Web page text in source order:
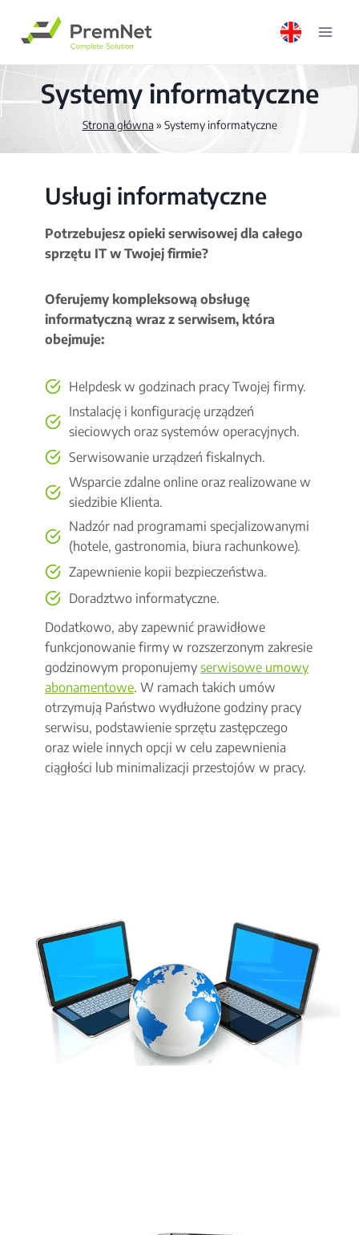
treści
Systemy informatyczne
Strona główna » Systemy informatyczne
Usługi informatyczne
Potrzebujesz opieki serwisowej dla całego
sprzętu IT w Twojej firmie?
Oferujemy kompleksową obsługę
informatyczną wraz z serwisem, która
obejmuje:
Helpdesk w godzinach pracy Twojej firmy.
Instalację i konfigurację urządzeń
sieciowych oraz systemów operacyjnych.
Serwisowanie urządzeń fiskalnych.
Wsparcie zdalne online oraz realizowane w
siedzibie Klienta.
Nadzór nad programami specjalizowanymi
(hotele, gastronomia, biura rachunkowe).
Zapewnienie kopii bezpieczeństwa.
Doradztwo informatyczne.
Dodatkowo, aby zapewnić prawidłowe
funkcjonowanie firmy w rozszerzonym zakresie
godzinowym proponujemyserwisowe umowy
abonamentowe. W ramach takich umów
otrzymują Państwo wydłużone godziny pracy
serwisu, podstawienie sprzętu zastępczego
oraz wiele innych opcji w celu zapewnienia
ciągłości lub minimalizacji przestojów w pracy.